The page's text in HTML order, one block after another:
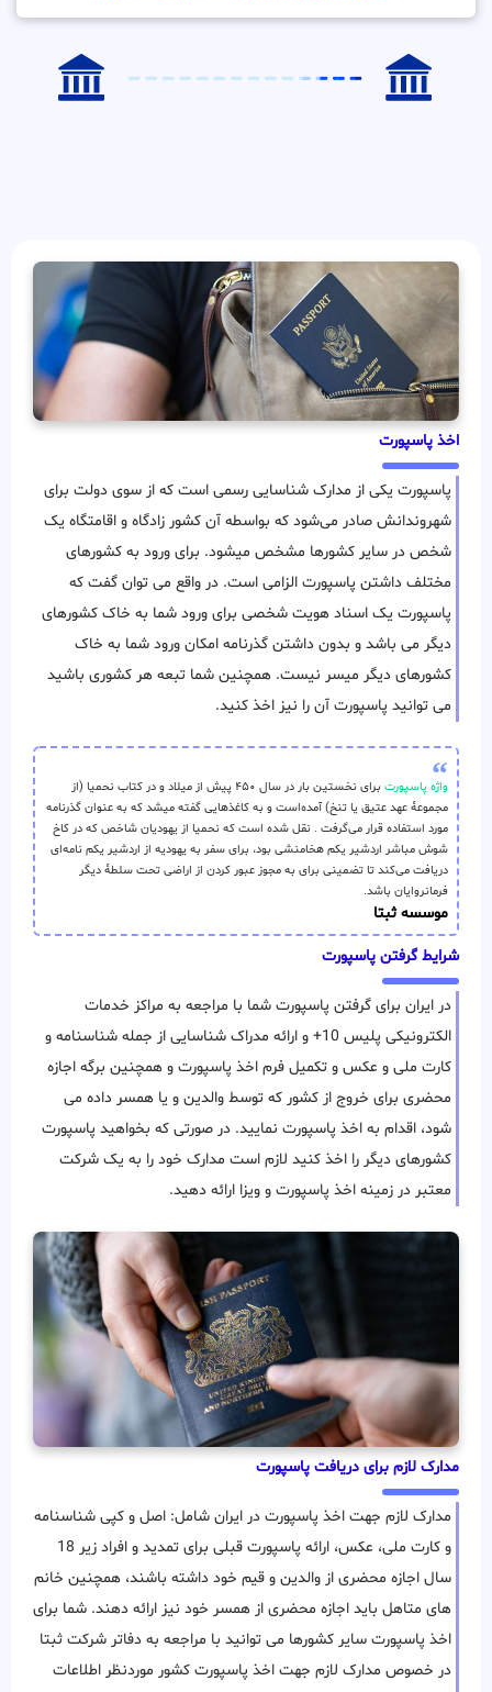
اخذ پاسپورت
پاسپورت یکی از مدارک شناسایی رسمی است که از سوی دولت‌ برای
شهروندانش صادر می‌شود که بواسطه آن کشور زادگاه و اقامتگاه یک
شخص در سایر کشورها مشخص میشود. برای ورود به کشورهای
مختلف داشتن پاسپورت الزامی است. در واقع می توان گفت که
پاسپورت یک اسناد هویت شخصی برای ورود شما به خاک کشورهای
دیگر می باشد و بدون داشتن گذرنامه امکان ورود شما به خاک
کشورهای دیگر میسر نیست. همچنین شما تبعه هر کشوری باشید
می توانید پاسپورت آن را نیز اخذ کنید.
واژه پاسپورت
برای نخستین بار در سال ۴۵۰ پیش از میلاد و در کتاب نحمیا (از
مجموعهٔ عهد عتیق یا تنخ) آمده‌است و به کاغذهایی گفته میشد که به عنوان گذرنامه
مورد استفاده قرار می‌گرفت . نقل شده است که نحمیا از یهودیان شاخص که در کاخ
شوش مباشر اردشیر یکم هخامنشی بود، برای سفر به یهودیه از اردشیر یکم نامه‌ای
دریافت می‌کند تا تضمینی برای به مجوز عبور کردن از اراضی تحت سلطهٔ دیگر
فرمانروایان باشد.
موسسه ثبتا
شرایط گرفتن پاسپورت
در ایران برای گرفتن پاسپورت شما با مراجعه به مراکز خدمات
الکترونیکی پلیس 10+ و ارائه مدراک شناسایی از جمله شناسنامه و
کارت ملی و عکس و تکمیل فرم اخذ پاسپورت و همچنین برگه اجازه
محضری برای خروج از کشور که توسط والدین و یا همسر داده می
شود، اقدام به اخذ پاسپورت نمایید. در صورتی که بخواهید پاسپورت
کشورهای دیگر را اخذ کنید لازم است مدارک خود را به یک شرکت
معتبر در زمینه اخذ پاسپورت و ویزا ارائه دهید.
مدارک لازم برای دریافت پاسپورت
مدارک لازم جهت اخذ پاسپورت در ایران شامل: اصل و کپی شناسنامه
و کارت ملی، عکس، ارائه پاسپورت قبلی برای تمدید و افراد زیر 18
سال اجازه محضری از والدین و قیم خود داشته باشند، همچنین خانم
های متاهل باید اجازه محضری از همسر خود نیز ارائه دهند. شما برای
اخذ پاسپورت سایر کشورها می توانید با مراجعه به دفاتر شرکت ثبتا
در خصوص مدارک لازم جهت اخذ پاسپورت کشور موردنظر اطلاعات